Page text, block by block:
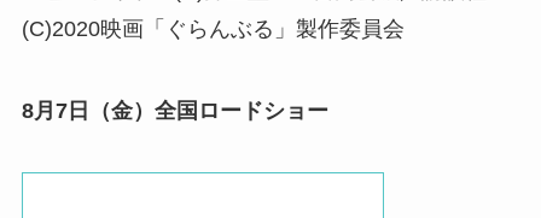
(C)2020映画「ぐらんぶる」製作委員会
8月7日（金）全国ロードショー